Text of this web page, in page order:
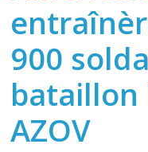
900
bataillon
AZOV